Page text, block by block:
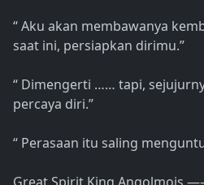
“ Aku akan membawanya
saat ini, persiapkan dirimu.”
“ Dimengerti …… tapi,
percaya diri.”
“ Perasaan itu saling